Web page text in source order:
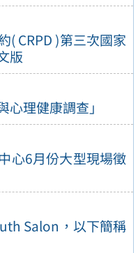
( CRPD )第三次國家
版
理健康調查」
心6月份大型現場徵
Salon，以下簡稱